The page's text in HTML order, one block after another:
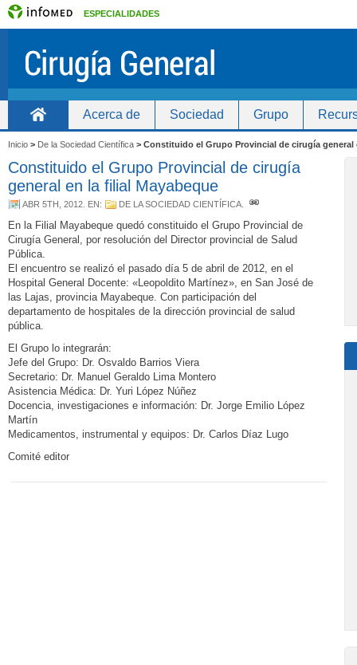
ESPECIALIDADES
Acerca de Sociedad Grupo
Inicio > De la Sociedad Científica > Constituido el Grupo Provincial de cirugía general
Constituido el Grupo Provincial de cirugía
general en la filial Mayabeque
ABR 5TH, 2012 . EN: DE LA SOCIEDAD CIENTÍFICA
En la Filial Mayabeque quedó constituido el Grupo Provincial de
Cirugía General, por resolución del Director provincial de Salud
Pública.
El encuentro se realizó el pasado día 5 de abril de 2012, en el
Hospital General Docente: «Leopoldito Martínez», en San José de
las Lajas, provincia Mayabeque. Con participación del
departamento de hospitales de la dirección provincial de salud
pública.
El Grupo lo integrarán:
Jefe del Grupo: Dr. Osvaldo Barrios Viera
Secretario: Dr. Manuel Geraldo Lima Montero
Asistencia Médica: Dr. Yuri López Núñez
Docencia, investigaciones e información: Dr. Jorge Emilio López
Martín
Medicamentos, instrumental y equipos: Dr. Carlos Díaz Lugo
Comité editor